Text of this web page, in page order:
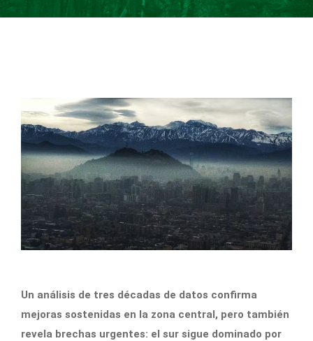
Un análisis de tres décadas de datos confirma
mejoras sostenidas en la zona central, pero también
revela brechas urgentes: el sur sigue dominado por